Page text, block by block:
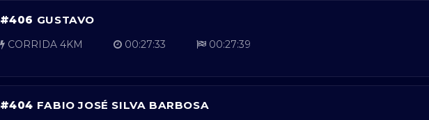
#406 GUSTAVO
CORRIDA 4KM 00:27:33 00:27:39
#404 FABIO JOSÉ SILVA BARBOSA